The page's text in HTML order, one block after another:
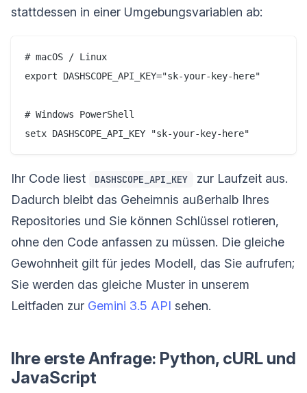
stattdessen in einer Umgebungsvariablen ab:
# macOS / Linux
export DASHSCOPE_API_KEY="sk-your-key-here"
# Windows PowerShell
Ihr Code liest DASHSCOPE_API_KEY
zur Laufzeit aus.
Dadurch bleibt das Geheimnis außerhalb Ihres
Repositories und Sie können Schlüssel rotieren,
ohne den Code anfassen zu müssen. Die gleiche
Gewohnheit gilt für jedes Modell, das Sie aufrufen;
Sie werden das gleiche Muster in unserem
Leitfaden zur Gemini 3.5 API sehen.
Ihre erste Anfrage: Python, cURL und
JavaScript